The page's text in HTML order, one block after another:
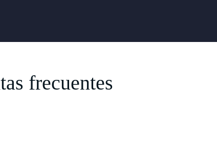
frecuentes